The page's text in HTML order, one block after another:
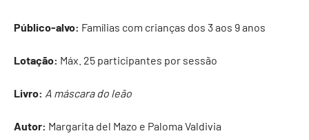
Público-alvo: Famílias com crianças dos 3 aos 9 anos
Lotação: Máx. 25 participantes por sessão
Livro: A máscara do leão
Autor: Margarita del Mazo e Paloma Valdivia